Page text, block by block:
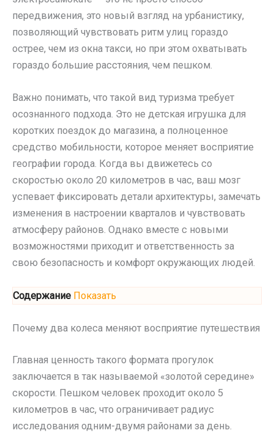
передвижения, это новый взгляд на урбанистику,
позволяющий чувствовать ритм улиц гораздо
острее, чем из окна такси, но при этом охватывать
гораздо большие расстояния, чем пешком.
Важно понимать, что такой вид туризма требует
осознанного подхода. Это не детская игрушка для
коротких поездок до магазина, а полноценное
средство мобильности, которое меняет восприятие
географии города. Когда вы движетесь со
скоростью около 20 километров в час, ваш мозг
успевает фиксировать детали архитектуры, замечать
изменения в настроении кварталов и чувствовать
атмосферу районов. Однако вместе с новыми
возможностями приходит и ответственность за
свою безопасность и комфорт окружающих людей.
Содержание Показать
Почему два колеса меняют восприятие путешествия
Главная ценность такого формата прогулок
заключается в так называемой «золотой середине»
скорости. Пешком человек проходит около 5
километров в час, что ограничивает радиус
исследования одним-двумя районами за день.